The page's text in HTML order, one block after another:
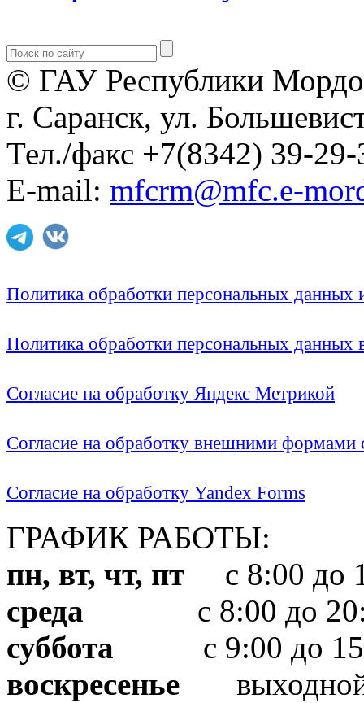
© ГАУ Республики
г. Саранск, ул.
Тел./факс +7(8342) 39-29-
E-mail: mfcrm@mfc.e-
Политика обработки персональных
Политика обработки персональных
Согласие на обработку Яндекс Метрикой
Согласие на обработку внешними формами
Согласие на обработку Yandex Forms
ГРАФИК РАБОТЫ:
пн, вт, чт, пт с 8:00 до
среда с 8:00 до
суббота с 9:00 до
воскресенье